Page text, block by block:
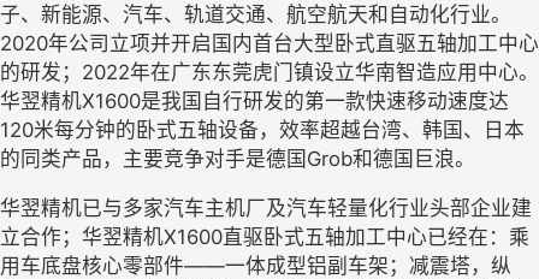
子、新能源、汽车、轨道交通、航空航天和自动化行业。
2020年公司立项并开启国内首台大型卧式直驱五轴加工中心
的研发；2022年在广东东莞虎门镇设立华南智造应用中心。
华翌精机X1600是我国自行研发的第一款快速移动速度达
120米每分钟的卧式五轴设备，效率超越台湾、韩国、日本
的同类产品，主要竞争对手是德国Grob和德国巨浪。
华翌精机已与多家汽车主机厂及汽车轻量化行业头部企业建
立合作；华翌精机X1600直驱卧式五轴加工中心已经在：乘
用车底盘核心零部件——一体成型铝副车架；减震塔，纵